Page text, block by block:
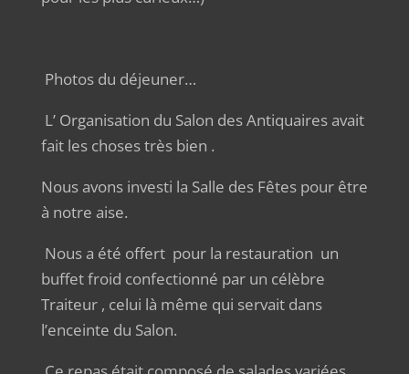
Photos du déjeuner…
L’ Organisation du Salon des Antiquaires avait
fait les choses très bien .
Nous avons investi la Salle des Fêtes pour être
à notre aise.
Nous a été offert pour la restauration un
buffet froid confectionné par un célèbre
Traiteur , celui là même qui servait dans
l’enceinte du Salon.